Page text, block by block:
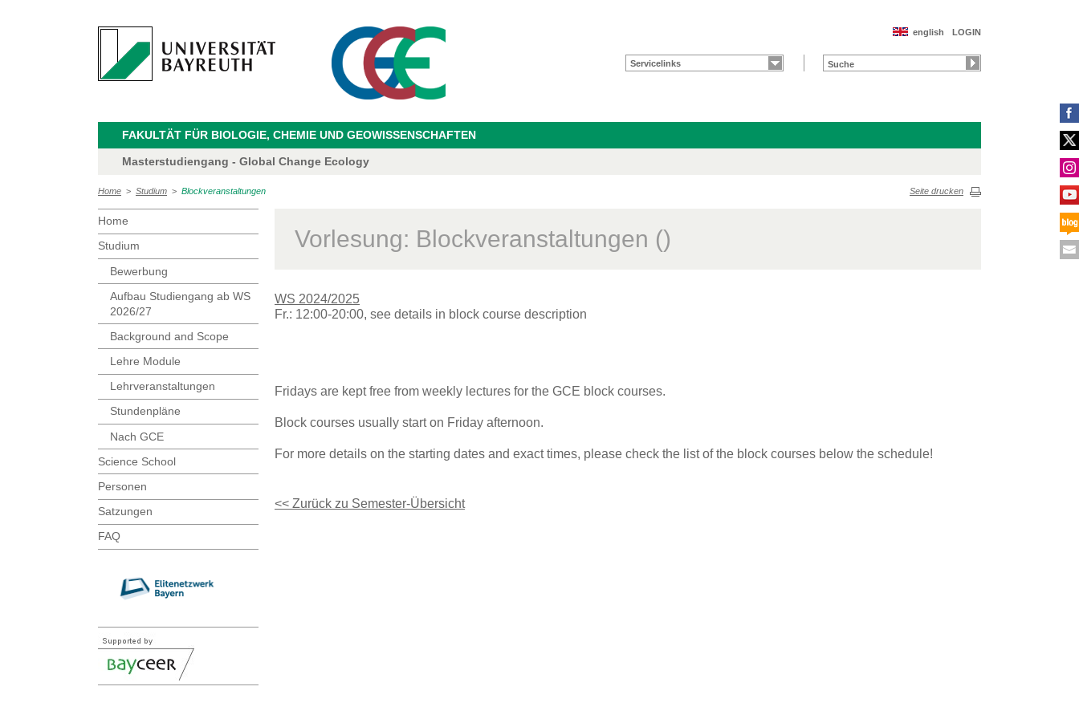
LOGIN
english
Servicelinks
FAKULTÄT FÜR BIOLOGIE, CHEMIE UND GEOWISSENSCHAFTEN
Masterstudiengang - Global Change Ecology
Home > Studium > Blockveranstaltungen Seite drucken
Home
Studium
Bewerbung
Aufbau Studiengang ab WS
2026/27
Background and Scope
Lehre Module
Lehrveranstaltungen
Stundenpläne
Nach GCE
Science School
Personen
Satzungen
FAQ
Vorlesung: Blockveranstaltungen ()
WS 2024/2025
Fr.: 12:00-20:00, see details in block course description
Fridays are kept free from weekly lectures for the GCE block courses.
Block courses usually start on Friday afternoon.
For more details on the starting dates and exact times, please check the list of the block courses below the schedule!
<< Zurück zu Semester-Übersicht